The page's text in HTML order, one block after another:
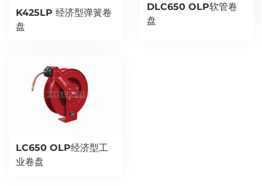
K425LP 经济型弹簧卷
盘
DLC650 OLP软管卷
盘
LC650 OLP经济型工
业卷盘